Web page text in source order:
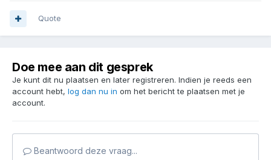
Quote
Doe mee aan dit gesprek
Je kunt dit nu plaatsen en later registreren. Indien je reeds een
account hebt, log dan nu in om het bericht te plaatsen met je
account.
Beantwoord deze vraag...